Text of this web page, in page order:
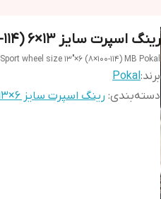
رینگ اسپرت سایز ۱۳×۶ (۱۱۴-۱۰۰×۸) رختراش مشکی پوکال
Sport wheel size 13"×6 (8×100-114) MB Pokal
برند:Pokal
دسته‌بندی: رینگ اسپرت سایز ۶×۱۳ (۱۱۴-۱۰۰×۸) رختراش مشکی